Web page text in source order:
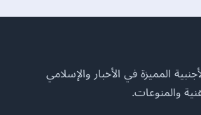
المميزة في الأخبار والإسلامي
والمنوعات.